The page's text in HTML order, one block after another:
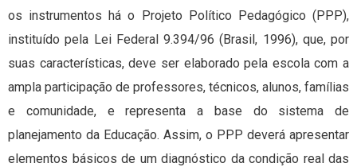
os instrumentos há o Projeto Político Pedagógico (PPP),
instituído pela Lei Federal 9.394/96 (Brasil, 1996), que, por
suas características, deve ser elaborado pela escola com a
ampla participação de professores, técnicos, alunos, famílias
e comunidade, e representa a base do sistema de
planejamento da Educação. Assim, o PPP deverá apresentar
elementos básicos de um diagnóstico da condição real das